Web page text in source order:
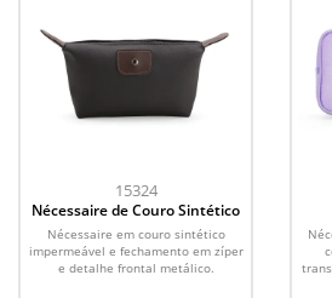
15324
Nécessaire de Couro Sintético
Nécessaire em couro sintético
impermeável e fechamento em zíper
e detalhe frontal metálico.